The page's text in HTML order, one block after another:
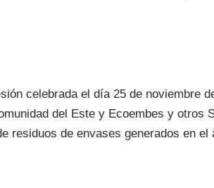
celebrada el día 25 de noviembre
del Este y Ecoembes y
residuos de envases generados en